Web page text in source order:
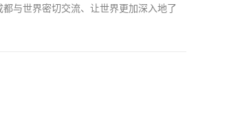
与世界密切交流、让世界更加深入地了